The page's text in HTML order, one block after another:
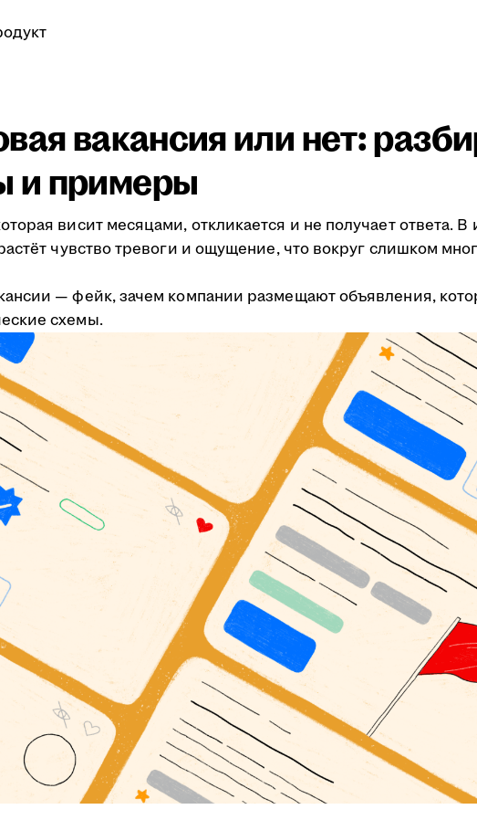
вакансия или нет:
и примеры
висит месяцами, откликается и не получает ответа. В
чувство тревоги и ощущение, что вокруг слишком
— фейк, зачем компании размещают объявления,
схемы.